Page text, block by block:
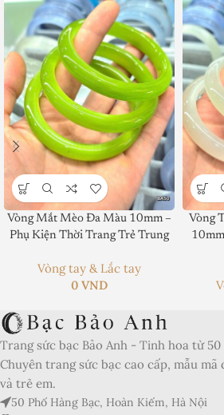
Product SKU:
Product Brand:
Product Currency:
Price Valid Until:
Product In-Stock:
Xếp hạng của biên tập viên:
5
Vòng Mắt Mèo Đa Màu 10mm –
Phụ Kiện Thời Trang Trẻ Trung
Vòng tay & Lắc tay
0 VND
Vòng
Trang sức bạc Bảo Anh - Tinh hoa từ 50
Chuyên trang sức bạc cao cấp, mẫu mã
và trẻ em.
50 Phố Hàng Bạc, Hoàn Kiếm, Hà Nội